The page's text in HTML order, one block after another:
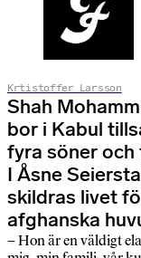
Krtistoffer Larsson
Shah
bor i Kabul
fyra söner
I Åsne
skildras livet
afghanska
– Hon är en väldigt